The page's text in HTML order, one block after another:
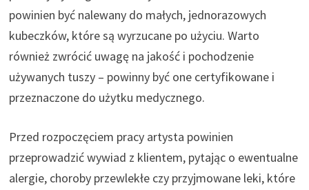
powinien być nalewany do małych, jednorazowych
kubeczków, które są wyrzucane po użyciu. Warto
również zwrócić uwagę na jakość i pochodzenie
używanych tuszy – powinny być one certyfikowane i
przeznaczone do użytku medycznego.
Przed rozpoczęciem pracy artysta powinien
przeprowadzić wywiad z klientem, pytając o ewentualne
alergie, choroby przewlekłe czy przyjmowane leki, które